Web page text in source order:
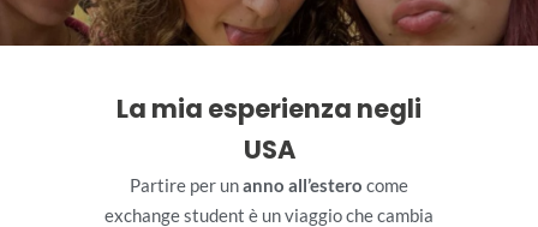
La mia esperienza negli
USA
Partire per unanno all’estero come
exchange student è un viaggio che cambia